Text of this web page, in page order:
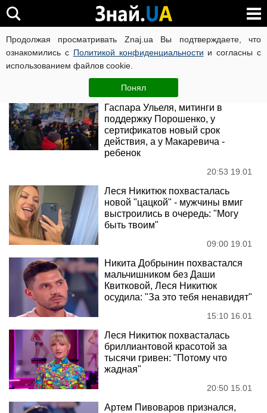
Продолжая просматривать Znaj.ua Вы подтверждаете, что
ознакомились с Политикой конфиденциальности и согласны с
использованием файлов cookie.
Понял
Леся Никитюк
Главное за 19 января: гибель
Гаспара Ульеля, митинги в
поддержку Порошенко, у
сертификатов новый срок
действия, а у Макаревича -
ребенок
20:53 19.01
Леся Никитюк похвасталась
новой "цацкой" - мужчины вмиг
выстроились в очередь: "Могу
быть твоим"
09:00 19.01
Никита Добрынин похвастался
мальчишником без Даши
Квитковой, Леся Никитюк
осудила: "За это тебя ненавидят"
15:10 16.01
Леся Никитюк похвасталась
бриллиантовой красотой за
тысячи гривен: "Потому что
жадная"
20:50 15.01
Артем Пивоваров признался,